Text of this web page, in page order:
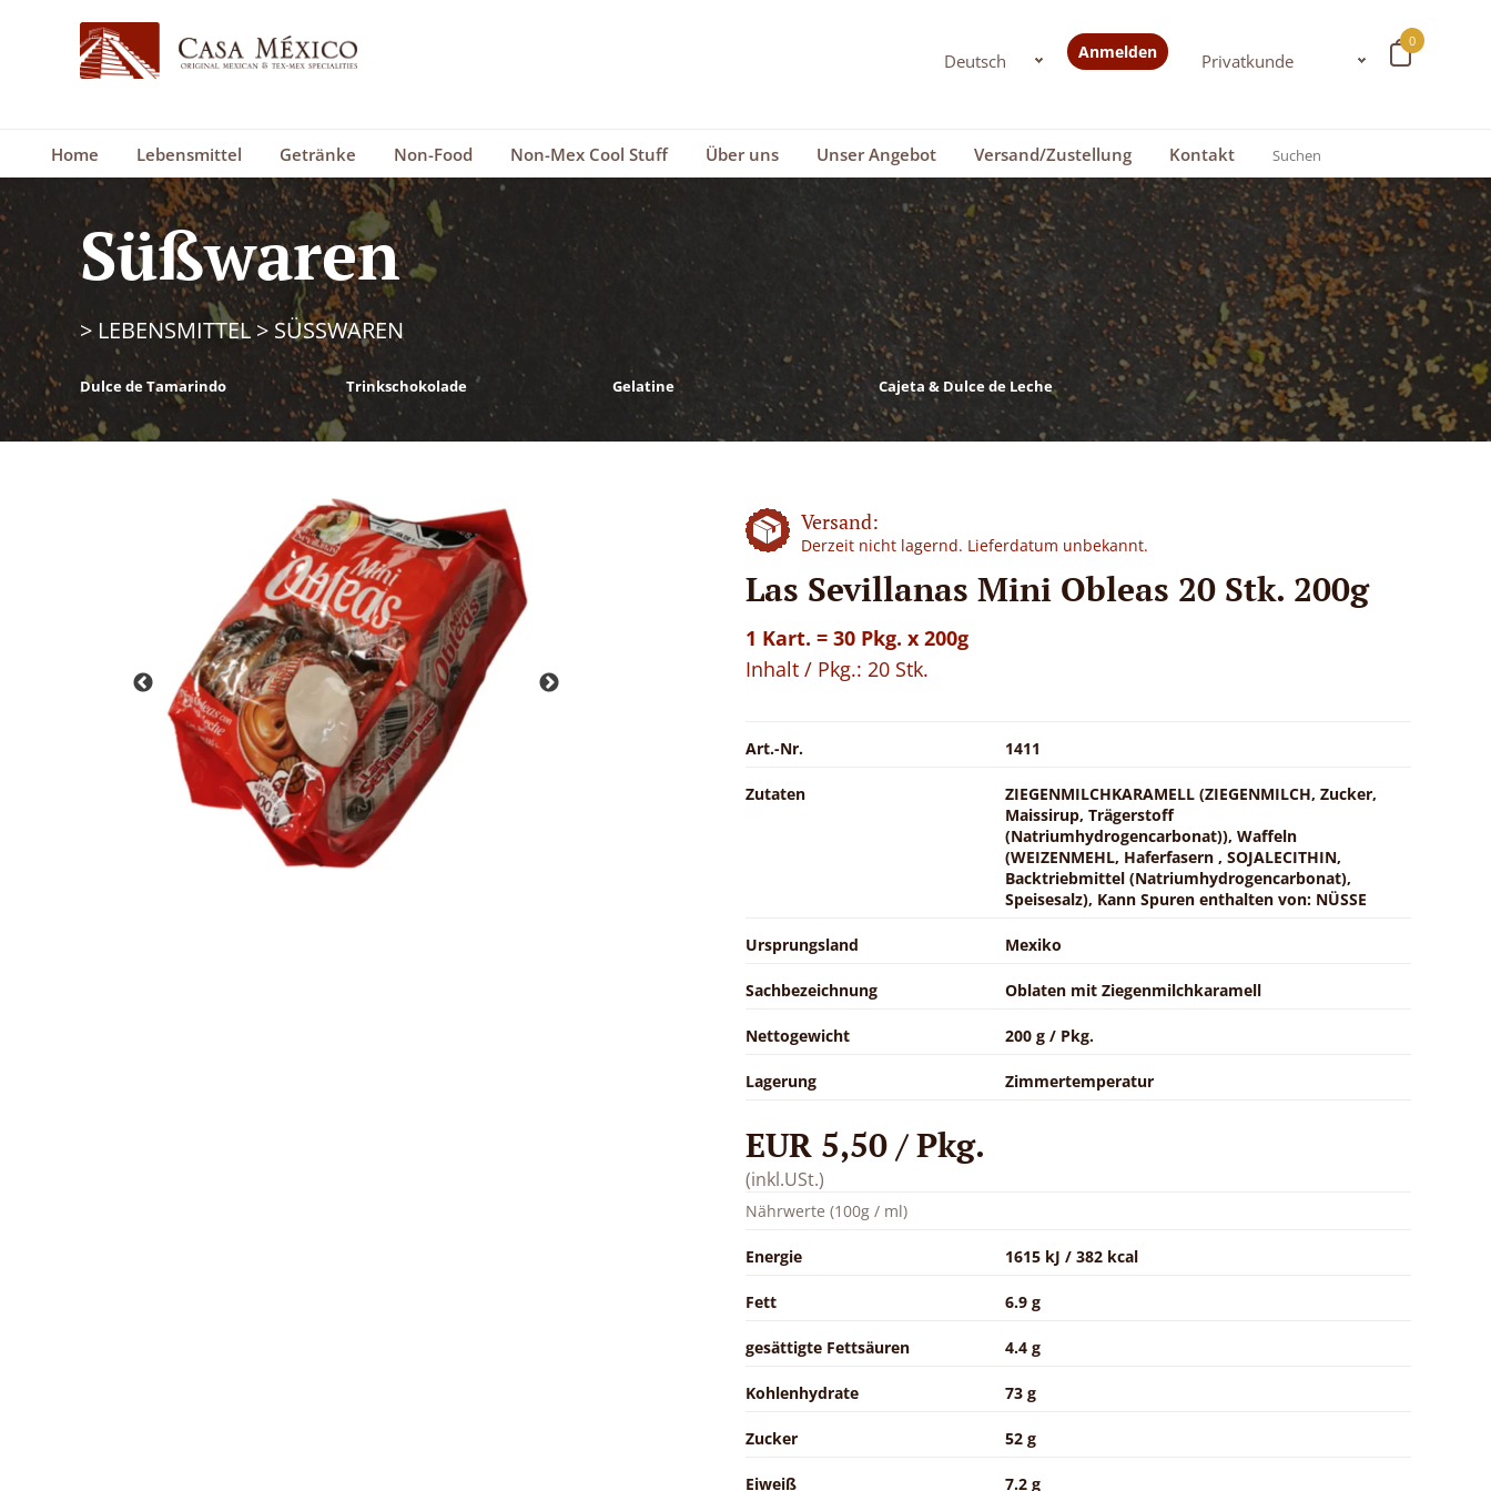
0
Anmelden
Home Lebensmittel Getränke Non-Food Non-Mex Cool Stuff Über uns Unser Angebot Versand/Zustellung Kontakt
Süßwaren
> LEBENSMITTEL>SÜSSWAREN
Dulce de Tamarindo Trinkschokolade Gelatine Cajeta & Dulce de Leche
Versand:
Derzeit nicht lagernd. Lieferdatum unbekannt.
Las Sevillanas Mini Obleas 20 Stk. 200g
1 Kart. = 30 Pkg. x 200g
Inhalt / Pkg.: 20 Stk.
Art.-Nr. 1411
Zutaten
ZIEGENMILCHKARAMELL (ZIEGENMILCH, Zucker,
Maissirup, Trägerstoff
(Natriumhydrogencarbonat)), Waffeln
(WEIZENMEHL, Haferfasern , SOJALECITHIN,
Backtriebmittel (Natriumhydrogencarbonat),
Speisesalz), Kann Spuren enthalten von: NÜSSE
Ursprungsland Mexiko
Sachbezeichnung Oblaten mit Ziegenmilchkaramell
Nettogewicht 200 g / Pkg.
Lagerung Zimmertemperatur
EUR 5,50 / Pkg.
(inkl.USt.)
Nährwerte (100g / ml)
Energie 1615 kJ / 382 kcal
Fett 6.9 g
gesättigte Fettsäuren 4.4 g
Kohlenhydrate 73 g
Zucker 52 g
Eiweiß 7.2 g